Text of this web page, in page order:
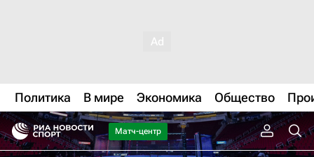
Политика В мире Экономика Общество
Матч-центр